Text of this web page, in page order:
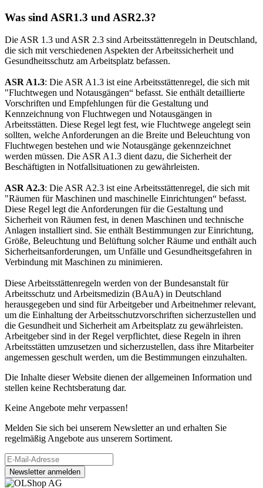
Was sind ASR1.3 und ASR2.3?
Die ASR 1.3 und ASR 2.3 sind Arbeitsstättenregeln in Deutschland,
die sich mit verschiedenen Aspekten der Arbeitssicherheit und
Gesundheitsschutz am Arbeitsplatz befassen.
ASR A1.3: Die ASR A1.3 ist eine Arbeitsstättenregel, die sich mit
"Fluchtwegen und Notausgängen“ befasst. Sie enthält detaillierte
Vorschriften und Empfehlungen für die Gestaltung und
Kennzeichnung von Fluchtwegen und Notausgängen in
Arbeitsstätten. Diese Regel legt fest, wie Fluchtwege angelegt sein
sollten, welche Anforderungen an die Breite und Beleuchtung von
Fluchtwegen bestehen und wie Notausgänge gekennzeichnet
werden müssen. Die ASR A1.3 dient dazu, die Sicherheit der
Beschäftigten in Notfallsituationen zu gewährleisten.
ASR A2.3: Die ASR A2.3 ist eine Arbeitsstättenregel, die sich mit
"Räumen für Maschinen und maschinelle Einrichtungen“ befasst.
Diese Regel legt die Anforderungen für die Gestaltung und
Sicherheit von Räumen fest, in denen Maschinen und technische
Anlagen installiert sind. Sie enthält Bestimmungen zur Einrichtung,
Größe, Beleuchtung und Belüftung solcher Räume und enthält auch
Sicherheitsanforderungen, um Unfälle und Gesundheitsgefahren in
Verbindung mit Maschinen zu minimieren.
Diese Arbeitsstättenregeln werden von der Bundesanstalt für
Arbeitsschutz und Arbeitsmedizin (BAuA) in Deutschland
herausgegeben und sind für Arbeitgeber und Arbeitnehmer relevant,
um die Einhaltung der Arbeitsschutzvorschriften sicherzustellen und
die Gesundheit und Sicherheit am Arbeitsplatz zu gewährleisten.
Arbeitgeber sind in der Regel verpflichtet, diese Regeln in ihren
Arbeitsstätten umzusetzen und sicherzustellen, dass ihre Mitarbeiter
angemessen geschult werden, um die Bestimmungen einzuhalten.
Die Inhalte dieser Website dienen der allgemeinen Information und
stellen keine Rechtsberatung dar.
Keine Angebote mehr verpassen!
Melden Sie sich bei unserem Newsletter an und erhalten Sie
regelmäßig Angebote aus unserem Sortiment.
Newsletter anmelden